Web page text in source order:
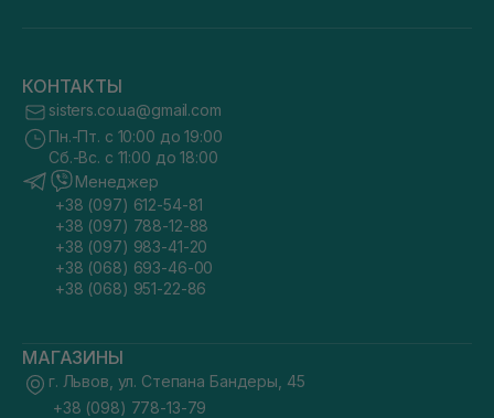
КОНТАКТЫ
sisters.co.ua@gmail.com
Пн.-Пт. с 10:00 до 19:00
Сб.-Вс. с 11:00 до 18:00
Менеджер
+38 (097) 612-54-81
+38 (097) 788-12-88
+38 (097) 983-41-20
+38 (068) 693-46-00
+38 (068) 951-22-86
МАГАЗИНЫ
г. Львов, ул. Степана Бандеры, 45
+38 (098) 778-13-79